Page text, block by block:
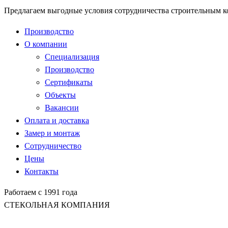
Предлагаем выгодные условия сотрудничества строительным
Производство
О компании
Специализация
Производство
Сертификаты
Объекты
Вакансии
Оплата и доставка
Замер и монтаж
Сотрудничество
Цены
Контакты
Работаем с 1991 года
СТЕКОЛЬНАЯ КОМПАНИЯ